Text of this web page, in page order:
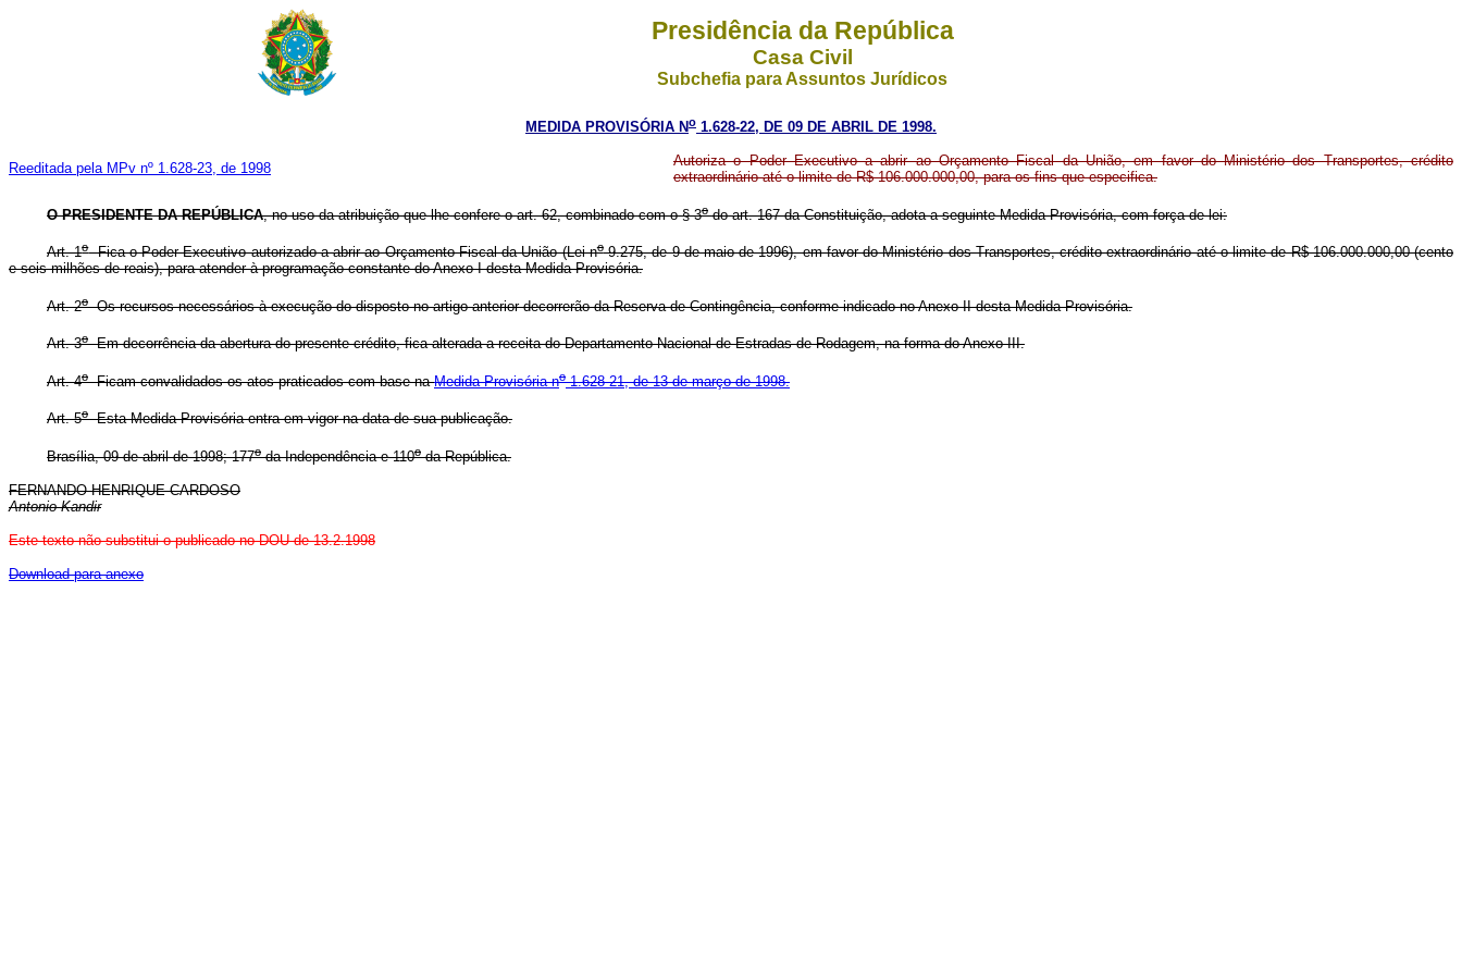
Presidência da República
Casa Civil
Subchefia para Assuntos Jurídicos
MEDIDA PROVISÓRIA No 1.628-22, DE 09 DE ABRIL DE 1998.
Reeditada pela MPv nº 1.628-23, de 1998
Autoriza o Poder Executivo a abrir ao Orçamento Fiscal da União, em favor do Ministério dos Transportes, crédito
extraordinário até o limite de R$ 106.000.000,00, para os fins que especifica.
O PRESIDENTE DA REPÚBLICA, no uso da atribuição que lhe confere o art. 62, combinado com o § 3odo art. 167 da Constituição, adota a seguinte Medida Provisória, com força de lei:
Art. 1oFica o Poder Executivo autorizado a abrir ao Orçamento Fiscal da União (Lei no9.275, de 9 de maio de 1996), em favor do Ministério dos Transportes, crédito extraordinário até o limite de R$ 106.000.000,00 (cento
e seis milhões de reais), para atender à programação constante do Anexo I desta Medida Provisória.
Art. 2oOs recursos necessários à execução do disposto no artigo anterior decorrerão da Reserva de Contingência, conforme indicado no Anexo II desta Medida Provisória.
Art. 3oEm decorrência da abertura do presente crédito, fica alterada a receita do Departamento Nacional de Estradas de Rodagem, na forma do Anexo III.
Art. 4oFicam convalidados os atos praticados com base naMedida Provisória no1.628-21, de 13 de março de 1998.
Art. 5oEsta Medida Provisória entra em vigor na data de sua publicação.
Brasília, 09 de abril de 1998; 177oda Independência e 110oda República.
FERNANDO HENRIQUE CARDOSO
Antonio Kandir
Este texto não substitui o publicado no DOU de 13.2.1998
Download para anexo